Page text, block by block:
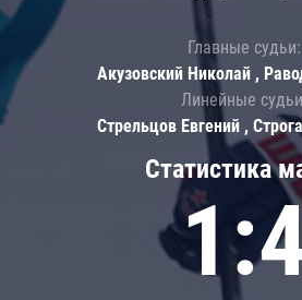
Статистика
Главные судьи:
Акузовский Николай ,
Линейные
Стрельцов Евгений ,